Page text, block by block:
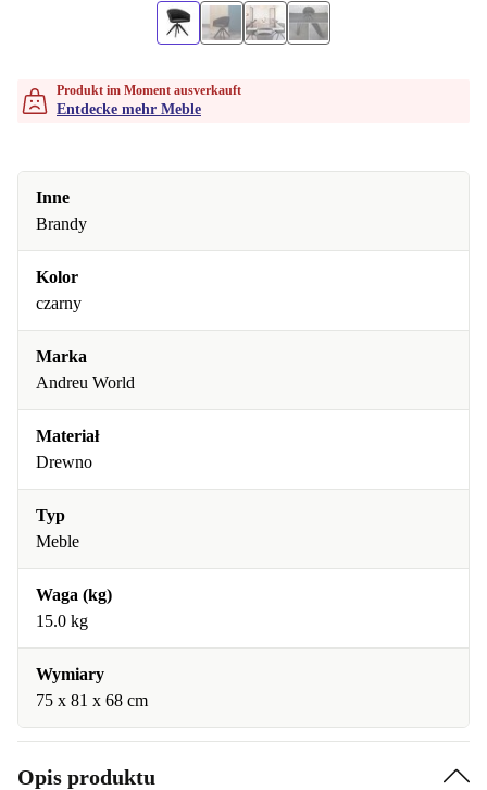
Produkt im Moment ausverkauft
Entdecke mehr Meble
Inne
Brandy
Kolor
czarny
Marka
Andreu World
Materiał
Drewno
Typ
Meble
Waga (kg)
15.0 kg
Wymiary
75 x 81 x 68 cm
Opis produktu